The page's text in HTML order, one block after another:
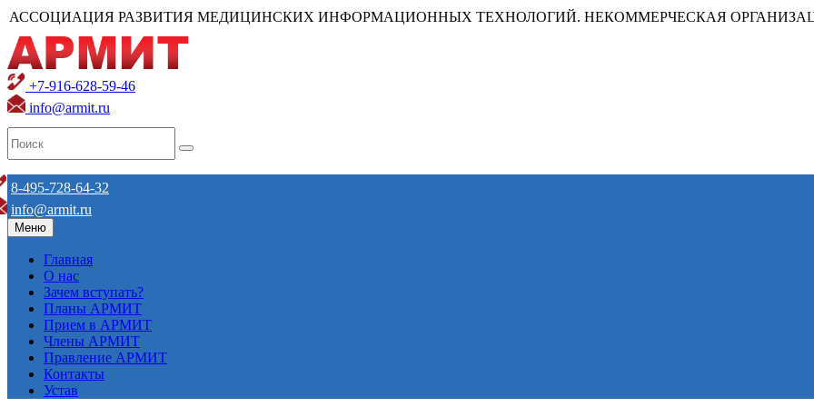
АССОЦИАЦИЯ РАЗВИТИЯ МЕДИЦИНСКИХ ИНФОРМАЦИОННЫХ ТЕХНОЛОГИЙ. НЕКОММЕРЧЕСКАЯ
+7-916-628-59-46
info@armit.ru
8-495-728-64-32
info@armit.ru
Меню
Главная
О нас
Зачем вступать?
Планы АРМИТ
Прием в АРМИТ
Члены АРМИТ
Правление АРМИТ
Контакты
Устав